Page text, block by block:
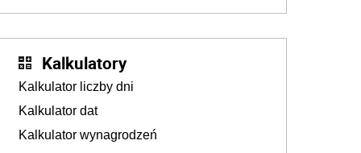
Kalkulatory
Kalkulator liczby dni
Kalkulator dat
Kalkulator wynagrodzeń